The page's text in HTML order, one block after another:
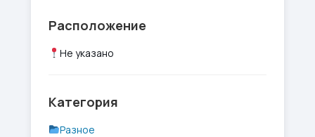
Расположение
Не указано
Категория
Разное